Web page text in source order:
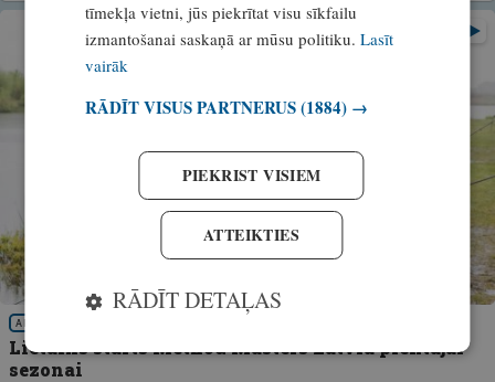
AKTUALITĀTES
Lietains starts Method Masters Latvia piektajai
sezonai
tīmekļa vietni, jūs piekrītat visu sīkfailu
izmantošanai saskaņā ar mūsu politiku.Lasīt
vairāk
RĀDĪT VISUS PARTNERUS(1884) →
PIEKRIST VISIEM
ATTEIKTIES
RĀDĪT DETAĻAS